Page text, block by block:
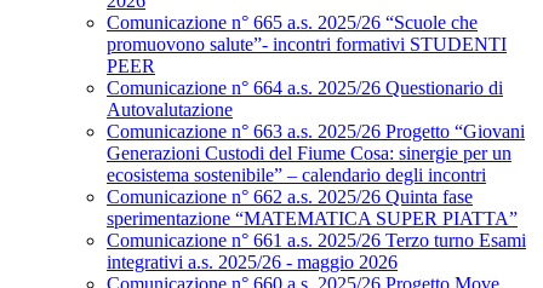
Comunicazione n° 665 a.s. 2025/26 “Scuole che
promuovono salute”- incontri formativi STUDENTI
PEER
Comunicazione n° 664 a.s. 2025/26 Questionario di
Autovalutazione
Comunicazione n° 663 a.s. 2025/26 Progetto “Giovani
Generazioni Custodi del Fiume Cosa: sinergie per un
ecosistema sostenibile” – calendario degli incontri
Comunicazione n° 662 a.s. 2025/26 Quinta fase
sperimentazione “MATEMATICA SUPER PIATTA”
Comunicazione n° 661 a.s. 2025/26 Terzo turno Esami
integrativi a.s. 2025/26 - maggio 2026